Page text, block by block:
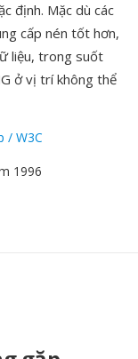
định. Mặc dù các
cấp nén tốt hơn,
liệu, trong suốt
ở vị trí không thể
/ W3C
1996